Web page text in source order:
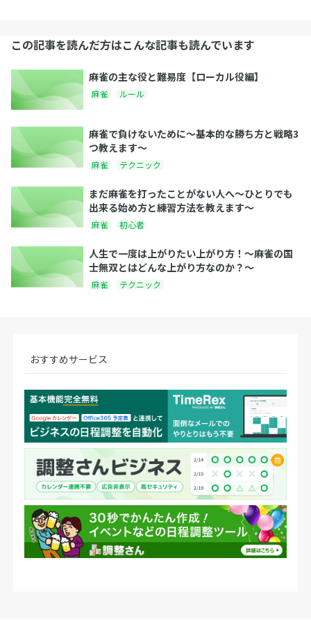
この記事を読んだ方はこんな記事も読んでいます
麻雀の主な役と難易度【ローカル役編】
麻雀 ルール
麻雀で負けないために〜基本的な勝ち方と戦略3
つ教えます〜
麻雀 テクニック
まだ麻雀を打ったことがない人へ〜ひとりでも
出来る始め方と練習方法を教えます〜
麻雀 初心者
人生で一度は上がりたい上がり方！〜麻雀の国
士無双とはどんな上がり方なのか？〜
麻雀 テクニック
おすすめサービス